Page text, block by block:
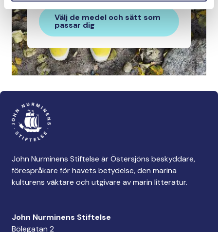
Välj de medel och sätt som
passar dig
John Nurminens Stiftelse är Östersjöns beskyddare,
förespråkare för havets betydelse, den marina
kulturens väktare och utgivare av marin litteratur.
John Nurminens Stiftelse
Bölegatan 2